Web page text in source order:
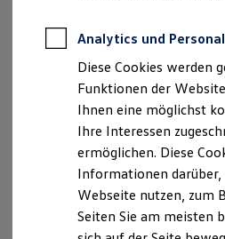
Zertifizierte
Für Privatkunden
Für Gewerbekunden
Leasing
Für Privatkunden
Für
Versicherungen &
Garantien
Kfz-Versicherung
Wartungsverträge
Besitzer & Service
Analytics und
Diese Cookies werden
Funktionen der
Ihnen eine möglichst
Ihre Interessen
ermöglichen. Diese
Informationen darüber,
Webseite nutzen, zum
Seiten Sie am meisten